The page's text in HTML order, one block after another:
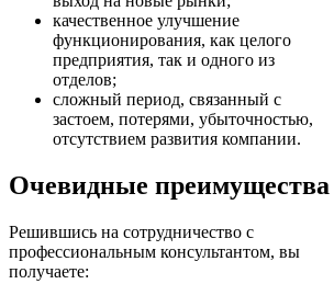
качественное улучшение
функционирования, как целого
предприятия, так и одного из
отделов;
сложный период, связанный с
застоем, потерями, убыточностью,
отсутствием развития компании.
Очевидные преимущества
Решившись на сотрудничество с
профессиональным консультантом, вы
получаете: